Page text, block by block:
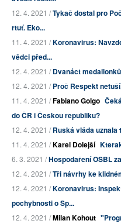
12. 4. 2021 /Tykač dostal pro
rtuť. Eko...
11. 4. 2021 /Koronavirus:
vědci před...
12. 4. 2021 /Dvanáct
12. 4. 2021 /Proč Respekt
11. 4. 2021 /Fabiano Golgo
do ČR i Českou republiku?
12. 4. 2021 /Ruská vláda uznala
11. 4. 2021 /Karel Dolejší
6. 3. 2021 /Hospodaření OSBL
12. 4. 2021 /Tři návrhy ke
12. 4. 2021 /Koronavirus:
pochybnosti o Sp...
12. 4. 2021 /Milan Kohout